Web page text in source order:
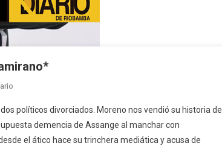
FUEGO
CRUZADO
–
políticos divorciados. Moreno nos vendió su historia del
demencia de Assange al manchar con
el ático hace su trinchera mediática y acusa de